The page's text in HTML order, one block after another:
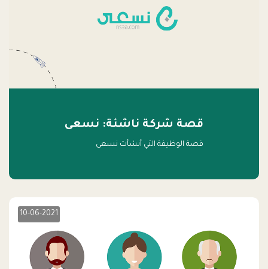
قصة شركة ناشئة: نسعى
قصة الوظيفة التي أنشأت نسعى
10-06-2021